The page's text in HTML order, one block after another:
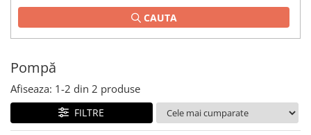
Planetară
Antrenare punte
Aprindere
Bujie
Releu
Caroserie
CAUTA
Pompă
Afiseaza: 1-2 din 2 produse
FILTRE